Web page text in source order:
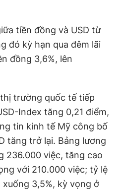
tiền đồng và USD từ
đó kỳ hạn qua đêm lãi
đồng 3,6%, lên
trường quốc tế tiếp
Index tăng 0,21 điểm,
tin kinh tế Mỹ công bố
tăng trở lại. Bảng lương
236.000 việc, tăng cao
với 210.000 việc; tỷ lệ
3,5%, kỳ vọng ở